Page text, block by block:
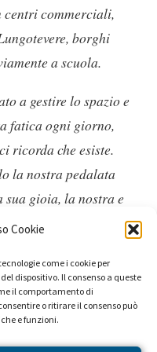
Cookie
come i cookie per
dispositivo. Il consenso a queste
il comportamento di
o ritirare il consenso può
e funzioni.
commerciali,
borghi
a scuola.
a gestire lo spazio e
fatica ogni giorno,
ricorda che esiste.
la nostra pedalata
gioia, la nostra e
nulla.